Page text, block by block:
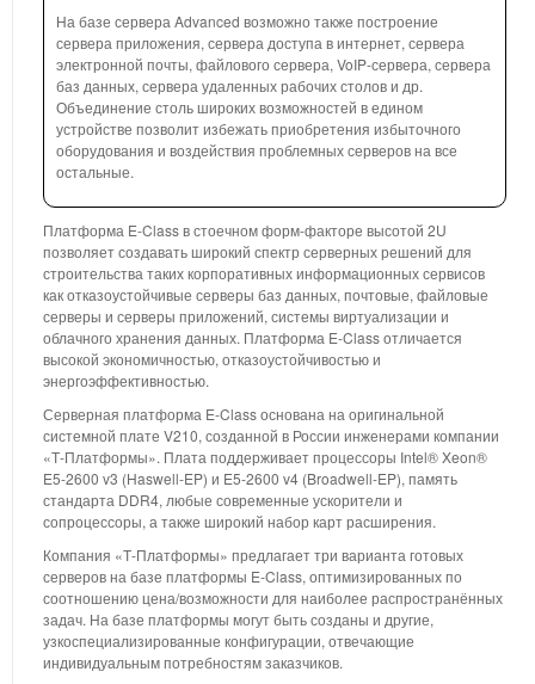
На базе сервера Advanced возможно также построение
сервера приложения, сервера доступа в интернет, сервера
электронной почты, файлового сервера, VoIP-сервера, сервера
баз данных, сервера удаленных рабочих столов и др.
Объединение столь широких возможностей в едином
устройстве позволит избежать приобретения избыточного
оборудования и воздействия проблемных серверов на все
остальные.
Платформа E-Class в стоечном форм-факторе высотой 2U
позволяет создавать широкий спектр серверных решений для
строительства таких корпоративных информационных сервисов
как отказоустойчивые серверы баз данных, почтовые, файловые
серверы и серверы приложений, системы виртуализации и
облачного хранения данных. Платформа E-Class отличается
высокой экономичностью, отказоустойчивостью и
энергоэффективностью.
Серверная платформа E-Class основана на оригинальной
системной плате V210, созданной в России инженерами компании
«Т-Платформы». Плата поддерживает процессоры Intel® Xeon®
E5-2600 v3 (Haswell-EP) и E5-2600 v4 (Broadwell-EP), память
стандарта DDR4, любые современные ускорители и
сопроцессоры, а также широкий набор карт расширения.
Компания «Т-Платформы» предлагает три варианта готовых
серверов на базе платформы E-Class, оптимизированных по
соотношению цена/возможности для наиболее распространённых
задач. На базе платформы могут быть созданы и другие,
узкоспециализированные конфигурации, отвечающие
индивидуальным потребностям заказчиков.